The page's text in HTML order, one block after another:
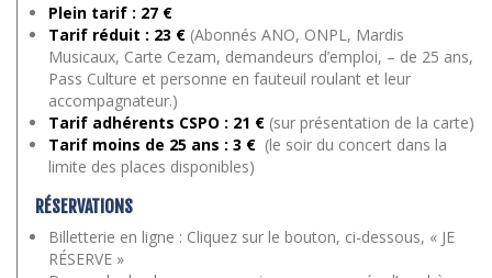
Plein tarif : 27 €
Tarif réduit : 23 €(Abonnés ANO, ONPL, Mardis
Musicaux, Carte Cezam, demandeurs d’emploi, – de 25 ans,
Pass Culture et personne en fauteuil roulant et leur
accompagnateur.)
Tarif adhérents CSPO : 21 €(sur présentation de la carte)
Tarif moins de 25 ans : 3 €(le soir du concert dans la
limite des places disponibles)
RÉSERVATIONS
Billetterie en ligne : Cliquez sur le bouton, ci-dessous, « JE
RÉSERVE »